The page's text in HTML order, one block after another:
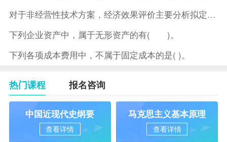
对于非经营性技术方案，经济效果评价主要分析拟定方案的( )。
下列企业资产中，属于无形资产的有( )。
下列各项成本费用中，不属于固定成本的是( )。
热门课程 报名咨询
中国近现代史纲要
查看详情
马克思主义基本原理
查看详情